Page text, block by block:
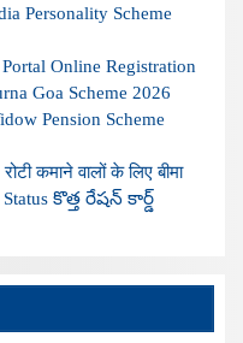
Personality Scheme
Online Registration
Goa Scheme 2026
Pension Scheme
कमाने वालों के लिए बीमा
కొత్త రేషన్ కార్డ్